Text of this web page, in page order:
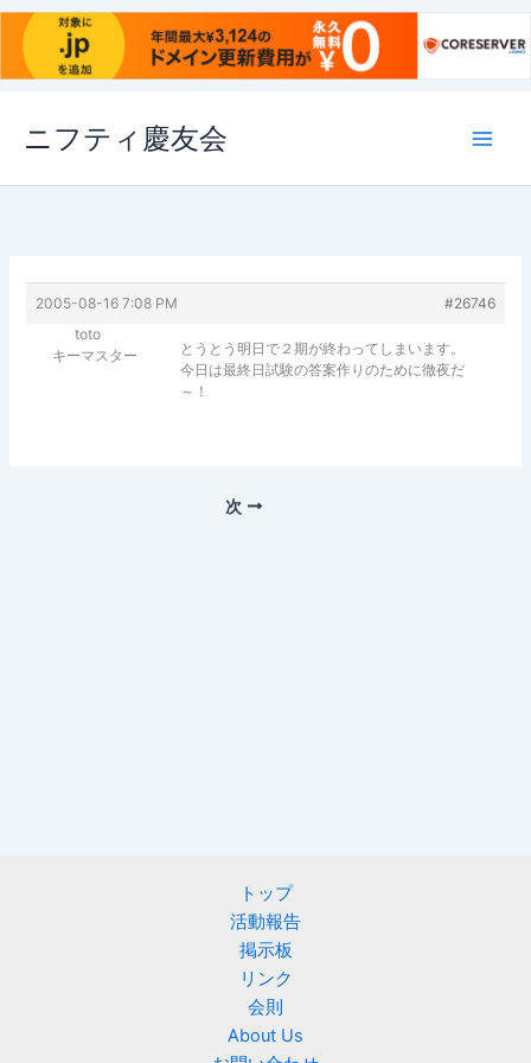
ス
ニフティ慶友会
2005-08-16 7:08 PM
#26746
toto
キーマスター
とうとう明日で２期が終わってしまいます。
今日は最終日試験の答案作りのために徹夜だ
～！
次
トップ
活動報告
掲示板
リンク
会則
About Us